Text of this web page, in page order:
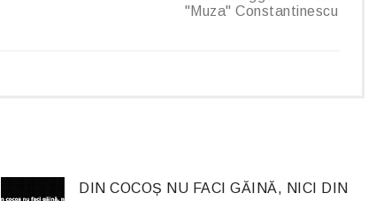
"Muza" Constantinescu
DIN COCOȘ NU FACI GĂINĂ, NICI DIN